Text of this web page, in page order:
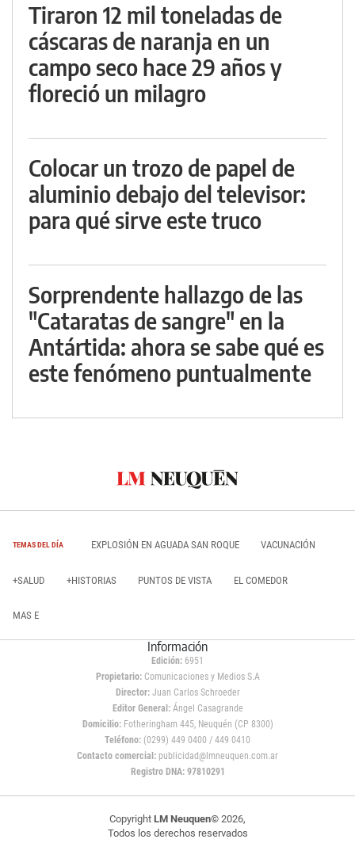
Tiraron 12 mil toneladas de
cáscaras de naranja en un
campo seco hace 29 años y
floreció un milagro
Colocar un trozo de papel de
aluminio debajo del televisor:
para qué sirve este truco
Sorprendente hallazgo de las
"Cataratas de sangre" en la
Antártida: ahora se sabe qué es
este fenómeno puntualmente
TEMAS DEL DÍA EXPLOSIÓN EN AGUADA SAN ROQUE VACUNACIÓN
+SALUD +HISTORIAS PUNTOS DE VISTA EL COMEDOR
MAS E
Información
Edición: 6951
Propietario:Comunicaciones y Medios S.A
Director: Juan Carlos Schroeder
Editor General:Ángel Casagrande
Domicilio:Fotheringham 445, Neuquén (CP 8300)
Teléfono: (0299) 449 0400 / 449 0410
Contacto comercial: publicidad@lmneuquen.com.ar
Registro DNA: 97810291
Copyright LM Neuquen© 2026,
Todos los derechos reservados